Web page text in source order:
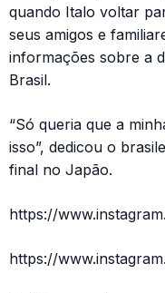
quando Italo voltar
seus amigos e
informações sobre a
Brasil.
“Só queria que a
isso”, dedicou o
final no Japão.
https://
https://